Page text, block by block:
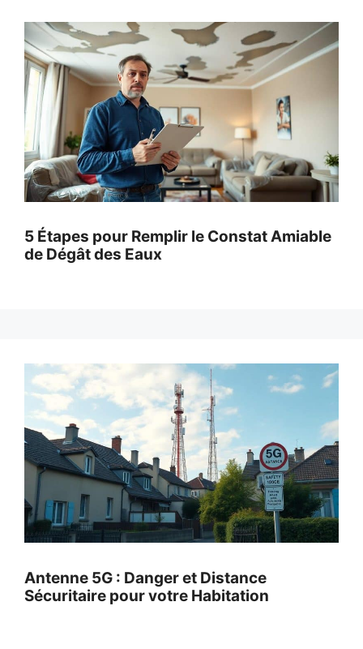
5 Étapes pour Remplir le Constat Amiable
de Dégât des Eaux
Antenne 5G : Danger et Distance
Sécuritaire pour votre Habitation